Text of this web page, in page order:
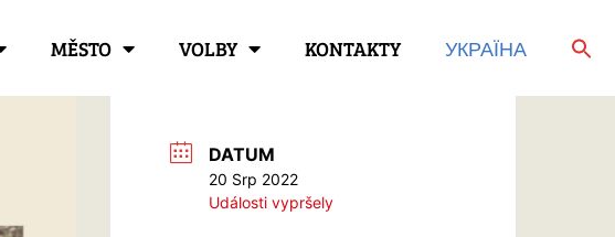
MĚSTO VOLBY KONTAKTY УКРАЇНА
DATUM
20 Srp 2022
Události vypršely